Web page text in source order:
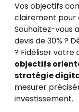
Vos objectifs
clairement pour
Souhaitez-vous
devis de 30% ?
? Fidéliser votre
objectifs
stratégie
mesurer
investissement.